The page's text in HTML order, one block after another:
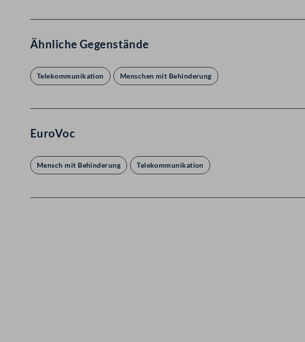
Ähnliche Gegenstände
Telekommunikation Menschen mit Behinderung
EuroVoc
Mensch mit Behinderung Telekommunikation